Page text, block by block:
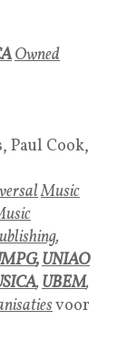
Owned
, Paul Cook,
Music
,
,UNIAO
,UBEM,
voor